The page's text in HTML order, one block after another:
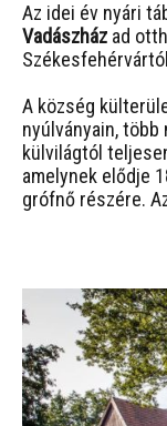
Az idei év nyári
Vadászház ad
A község
nyúlványain,
külvilágtól
amelynek elődje
grófnő részére.